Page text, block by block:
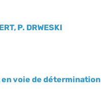
P. DRWESKI
en voie de détermination